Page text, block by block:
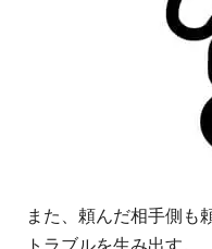
また、頼んだ相手側も
トラブルを生み出す。